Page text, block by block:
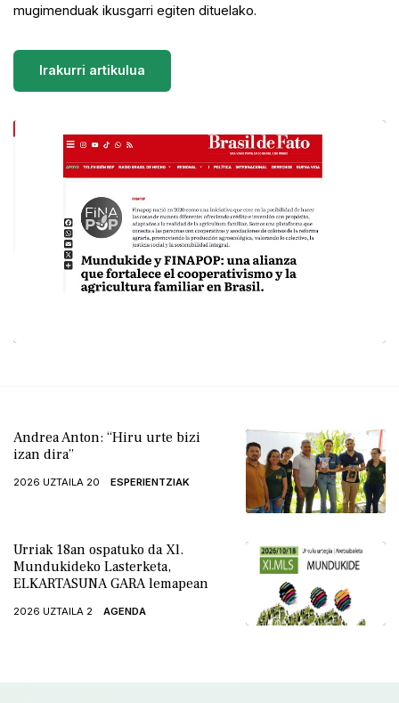
mugimenduak ikusgarri egiten dituelako.
Irakurri artikulua
Andrea Anton: “Hiru urte bizi
izan dira”
2026 UZTAILA 20 ESPERIENTZIAK
Urriak 18an ospatuko da Xl.
Mundukideko Lasterketa,
ELKARTASUNA GARA lemapean
2026 UZTAILA 2 AGENDA